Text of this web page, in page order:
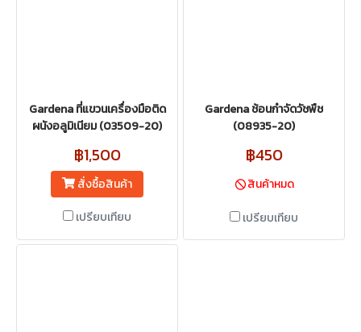
Gardena ที่แขวนเครื่องมือติด
ผนังอลูมิเนียม (03509-20)
฿1,500
สั่งซื้อสินค้า
เปรียบเทียบ
Gardena ช้อนกำจัดวัชพืช
(08935-20)
฿450
สินค้าหมด
เปรียบเทียบ